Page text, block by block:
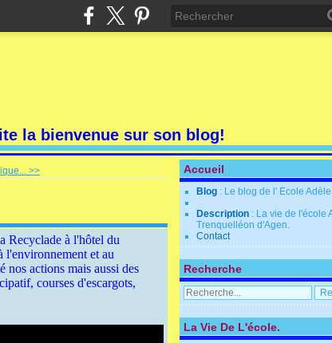
la bienvenue sur son blog!
>>
Recyclade à l'hôtel du
l'environnement et au
nos actions mais aussi des
courses d'escargots,
Accueil
Blog : Le blog de l' Ecole
Description : La vie de l'école
Trenquelléon d'Agen.
Contact
Recherche
La Vie De L'école.